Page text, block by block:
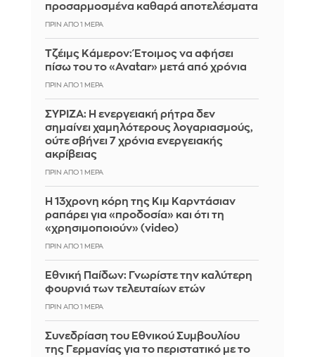
προσαρμοσμένα καθαρά αποτελέσματα
ΠΡΙΝ ΑΠΌ 1 ΜΈΡΑ
Τζέιμς Κάμερον: Έτοιμος να αφήσει
πίσω του το «Avatar» μετά από χρόνια
ΠΡΙΝ ΑΠΌ 1 ΜΈΡΑ
ΣΥΡΙΖΑ: Η ενεργειακή ρήτρα δεν
σημαίνει χαμηλότερους λογαριασμούς,
ούτε σβήνει 7 χρόνια ενεργειακής
ακρίβειας
ΠΡΙΝ ΑΠΌ 1 ΜΈΡΑ
Η 13χρονη κόρη της Κιμ Καρντάσιαν
ραπάρει για «προδοσία» και ότι τη
«χρησιμοποιούν» (video)
ΠΡΙΝ ΑΠΌ 1 ΜΈΡΑ
Εθνική Παίδων: Γνωρίστε την καλύτερη
φουρνιά των τελευταίων ετών
ΠΡΙΝ ΑΠΌ 1 ΜΈΡΑ
Συνεδρίαση του Εθνικού Συμβουλίου
της Γερμανίας για το περιστατικό με το